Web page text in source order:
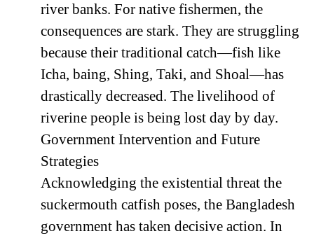
river banks. For native fishermen, the
consequences are stark. They are struggling
because their traditional catch—fish like
Icha, baing, Shing, Taki, and Shoal—has
drastically decreased. The livelihood of
riverine people is being lost day by day.
Government Intervention and Future
Strategies
Acknowledging the existential threat the
suckermouth catfish poses, the Bangladesh
government has taken decisive action. In